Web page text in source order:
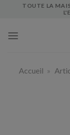
TOUTE LA
Accueil »